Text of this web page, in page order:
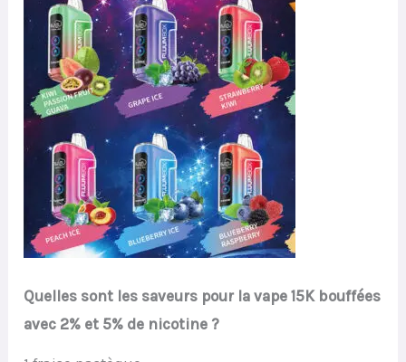
Quelles sont les saveurs pour la vape 15K bouffées
avec 2% et 5% de nicotine ?